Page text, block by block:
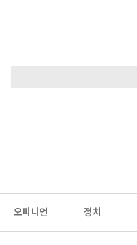
오피니언 정치